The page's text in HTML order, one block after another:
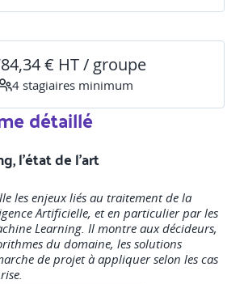
€ HT / groupe
4 stagiaires minimum
détaillé
l'état de l'art
les enjeux liés au traitement de la
Artificielle, et en particulier par les
Learning. Il montre aux décideurs,
du domaine, les solutions
de projet à appliquer selon les cas